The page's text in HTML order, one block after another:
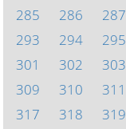
285
286 287
293
294 295
301
302 303
309
310 311
317
318 319